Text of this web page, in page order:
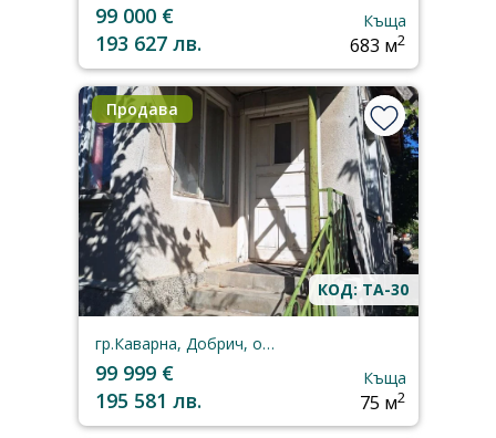
99 000 €
193 627 лв.
Къща
683 м2
Продава
КОД: TA-30
гр.Каварна, Добрич, област
99 999 €
195 581 лв.
Къща
75 м2